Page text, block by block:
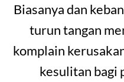
Biasanya dan
turun tangan
komplain
kesulitan bagi